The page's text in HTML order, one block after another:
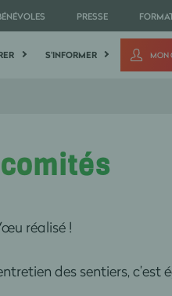
PRESSE
S'INFORMER MON
réalisé !
des sentiers, c’est